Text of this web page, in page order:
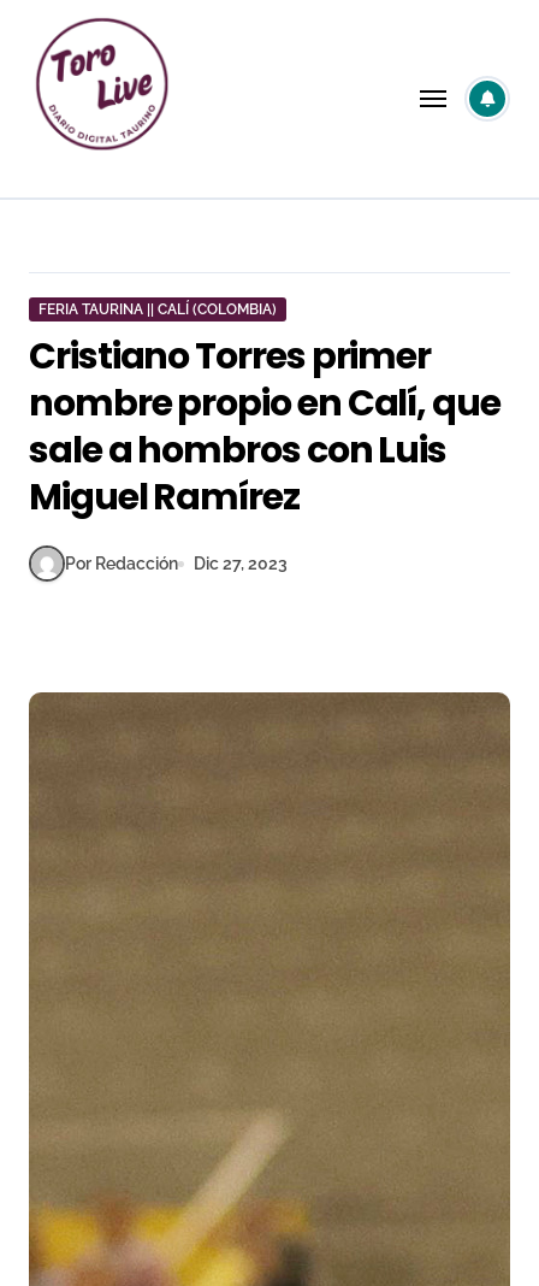
contenido
FERIA TAURINA || CALÍ (COLOMBIA)
Cristiano Torres primer
nombre propio en Calí, que
sale a hombros con Luis
Miguel Ramírez
Por Redacción Dic 27, 2023